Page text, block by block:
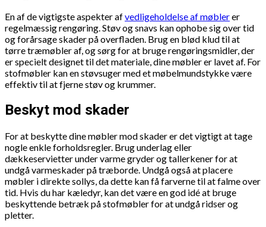
En af de vigtigste aspekter afvedligeholdelse af møblerer
regelmæssig rengøring. Støv og snavs kan ophobe sig over tid
og forårsage skader på overfladen. Brug en blød klud til at
tørre træmøbler af, og sørg for at bruge rengøringsmidler, der
er specielt designet til det materiale, dine møbler er lavet af. For
stofmøbler kan en støvsuger med et møbelmundstykke være
effektiv til at fjerne støv og krummer.
Beskyt mod skader
For at beskytte dine møbler mod skader er det vigtigt at tage
nogle enkle forholdsregler. Brug underlag eller
dækkeservietter under varme gryder og tallerkener for at
undgå varmeskader på træborde. Undgå også at placere
møbler i direkte sollys, da dette kan få farverne til at falme over
tid. Hvis du har kæledyr, kan det være en god idé at bruge
beskyttende betræk på stofmøbler for at undgå ridser og
pletter.